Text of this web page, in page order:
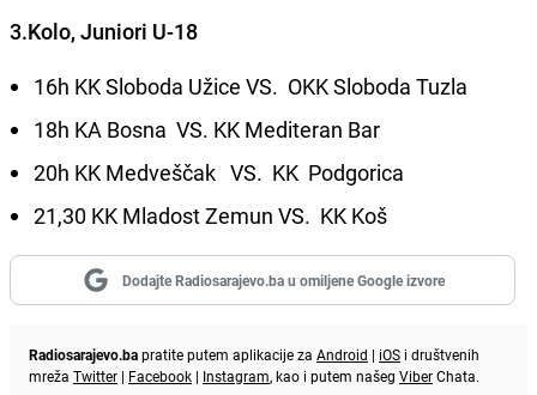
3.Kolo, Juniori U-18
16h KK Sloboda Užice VS. OKK Sloboda Tuzla
18h KA Bosna VS. KK Mediteran Bar
20h KK Medveščak VS. KK Podgorica
21,30 KK Mladost Zemun VS. KK Koš
Dodajte Radiosarajevo.ba u omiljene Google izvore
Radiosarajevo.bapratite putem aplikacije za Android | iOS i društvenih
mreža Twitter | Facebook | Instagram, kao i putem našeg ViberChata.